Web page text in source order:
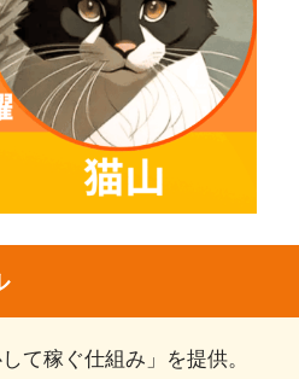
て稼ぐ仕組み」を提供。